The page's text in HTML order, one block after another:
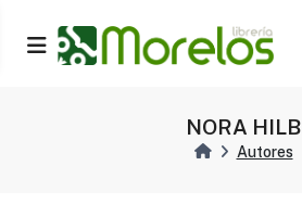
NORA HILB
Autores